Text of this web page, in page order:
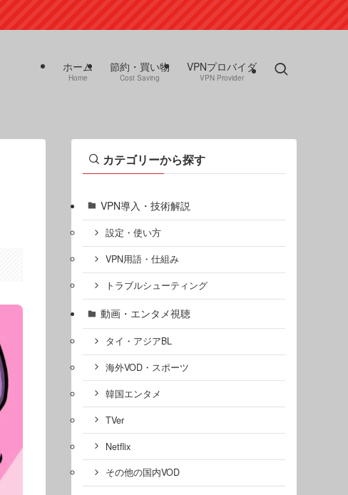
ホーム
Home
節約・買い物
Cost Saving
VPNプロバイダ
VPN Provider
カテゴリーから探す
VPN導入・技術解説
設定・使い方
VPN用語・仕組み
トラブルシューティング
動画・エンタメ視聴
タイ・アジアBL
海外VOD・スポーツ
韓国エンタメ
TVer
Netflix
その他の国内VOD